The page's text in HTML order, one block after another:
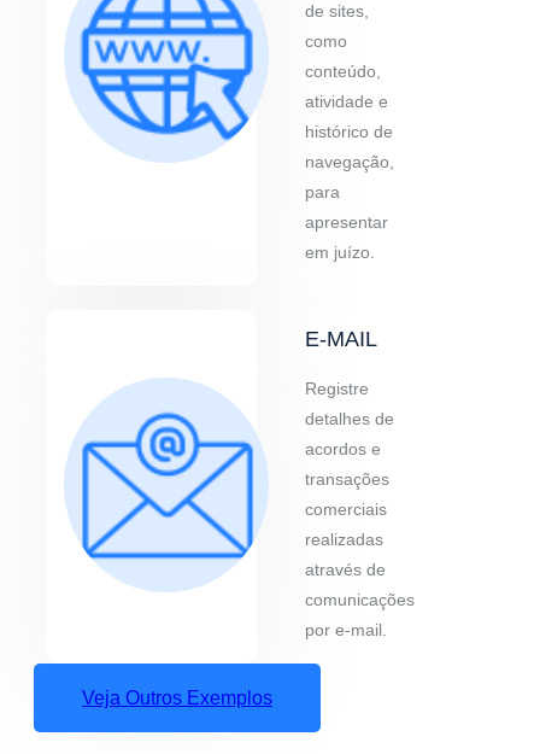
de sites,
como
conteúdo,
atividade e
histórico de
navegação,
para
apresentar
em juízo.
E-MAIL
Registre
detalhes de
acordos e
transações
comerciais
realizadas
através de
comunicações
por e-mail.
Veja Outros Exemplos